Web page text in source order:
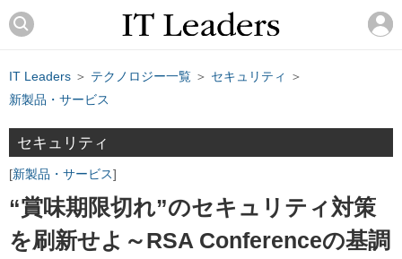
IT Leaders ＞ テクノロジー一覧 ＞ セキュリティ
＞
新製品・サービス
セキュリティ
新製品・サービス
“賞味期限切れ”のセキュリティ対策
を刷新せよ～RSA Conferenceの基調